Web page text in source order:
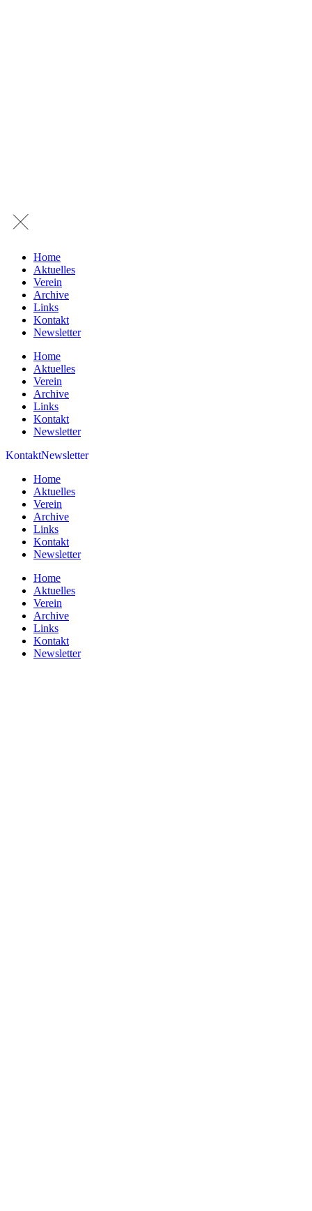
Home
Aktuelles
Verein
Archive
Links
Kontakt
Newsletter
Home
Aktuelles
Verein
Archive
Links
Kontakt
Newsletter
KontaktNewsletter
Home
Aktuelles
Verein
Archive
Links
Kontakt
Newsletter
Home
Aktuelles
Verein
Archive
Links
Kontakt
Newsletter